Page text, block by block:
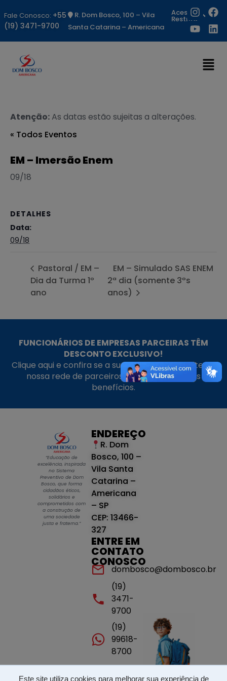
Este site utiliza cookies para melhorar sua experiência de
Fale Conosco: +55
(19) 3471-9700
R. Dom Bosco, 100 – Vila
Santa Catarina – Americana
Acesso
Restrito
Atenção:As datas estão sujeitas a alterações.
« Todos Eventos
EM – Imersão Enem
09/18
DETALHES
Data:
09/18
Pastoral / EM –
Dia da Turma 1º
ano
EM – Simulado SAS ENEM
2ª dia (somente 3ºs
anos)
FUNCIONÁRIOS DE EMPRESAS PARCEIRAS TÊM
DESCONTO EXCLUSIVO!
Clique aqui e confira se a sua empresa faz parte da
nossa rede de parceiros e aproveite nossos
benefícios.
“Educação de
excelência, inspirada
no Sistema
Preventivo de Dom
Bosco, que forma
cidadãos éticos,
solidários e
comprometidos com
a construção de
uma sociedade
justa e fraterna.”
ENDEREÇO
R. Dom
Bosco, 100 –
Vila Santa
Catarina –
Americana
– SP
CEP: 13466-
327
ENTRE EM
CONTATO
CONOSCO
dombosco@dombosco.br
(19)
3471-
9700
(19)
99618-
8700